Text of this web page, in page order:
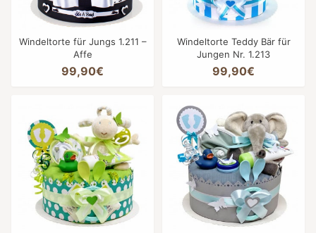
Windeltorte für Jungs 1.211 –
Affe
99,90€
Windeltorte Teddy Bär für
Jungen Nr. 1.213
99,90€